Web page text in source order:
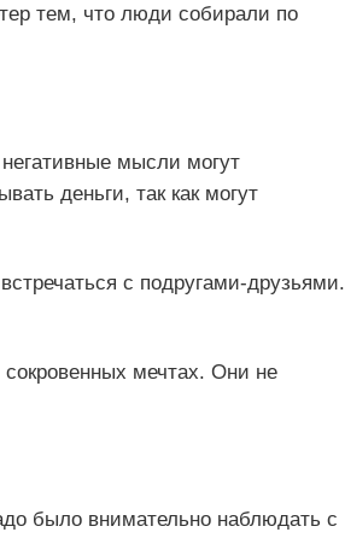
тем, что люди собирали по
мысли могут
деньги, так как могут
с подругами-друзьями.
мечтах. Они не
было внимательно наблюдать с